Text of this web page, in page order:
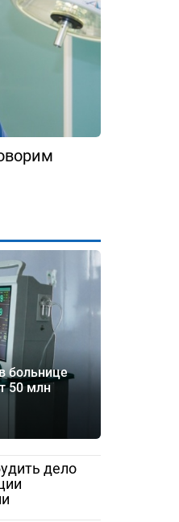
в
больнице
50 млн
дело